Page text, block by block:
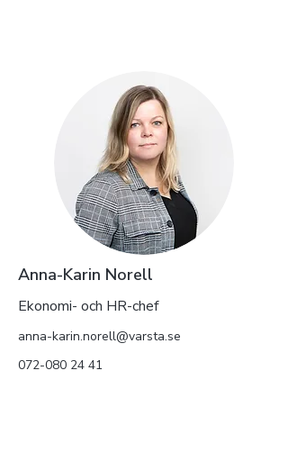
Anna-Karin Norell
Ekonomi- och HR-chef
anna-karin.norell@varsta.se
072-080 24 41